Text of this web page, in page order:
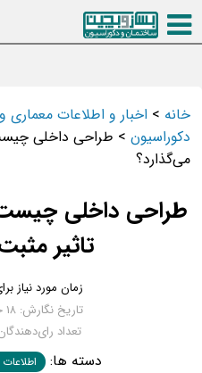
خانه>اخبار و اطلاعات معماری و
دکوراسیون>طراحی داخلی چیست
می‌گذارد؟
طراحی داخلی
تاثیر
زمان مورد نیاز
تاریخ نگارش: ۱۸ خرداد ۱۴۰۲ - ۰۹:۰۰
تعداد رای‌دهندگان:
دسته ها: اطلاعات